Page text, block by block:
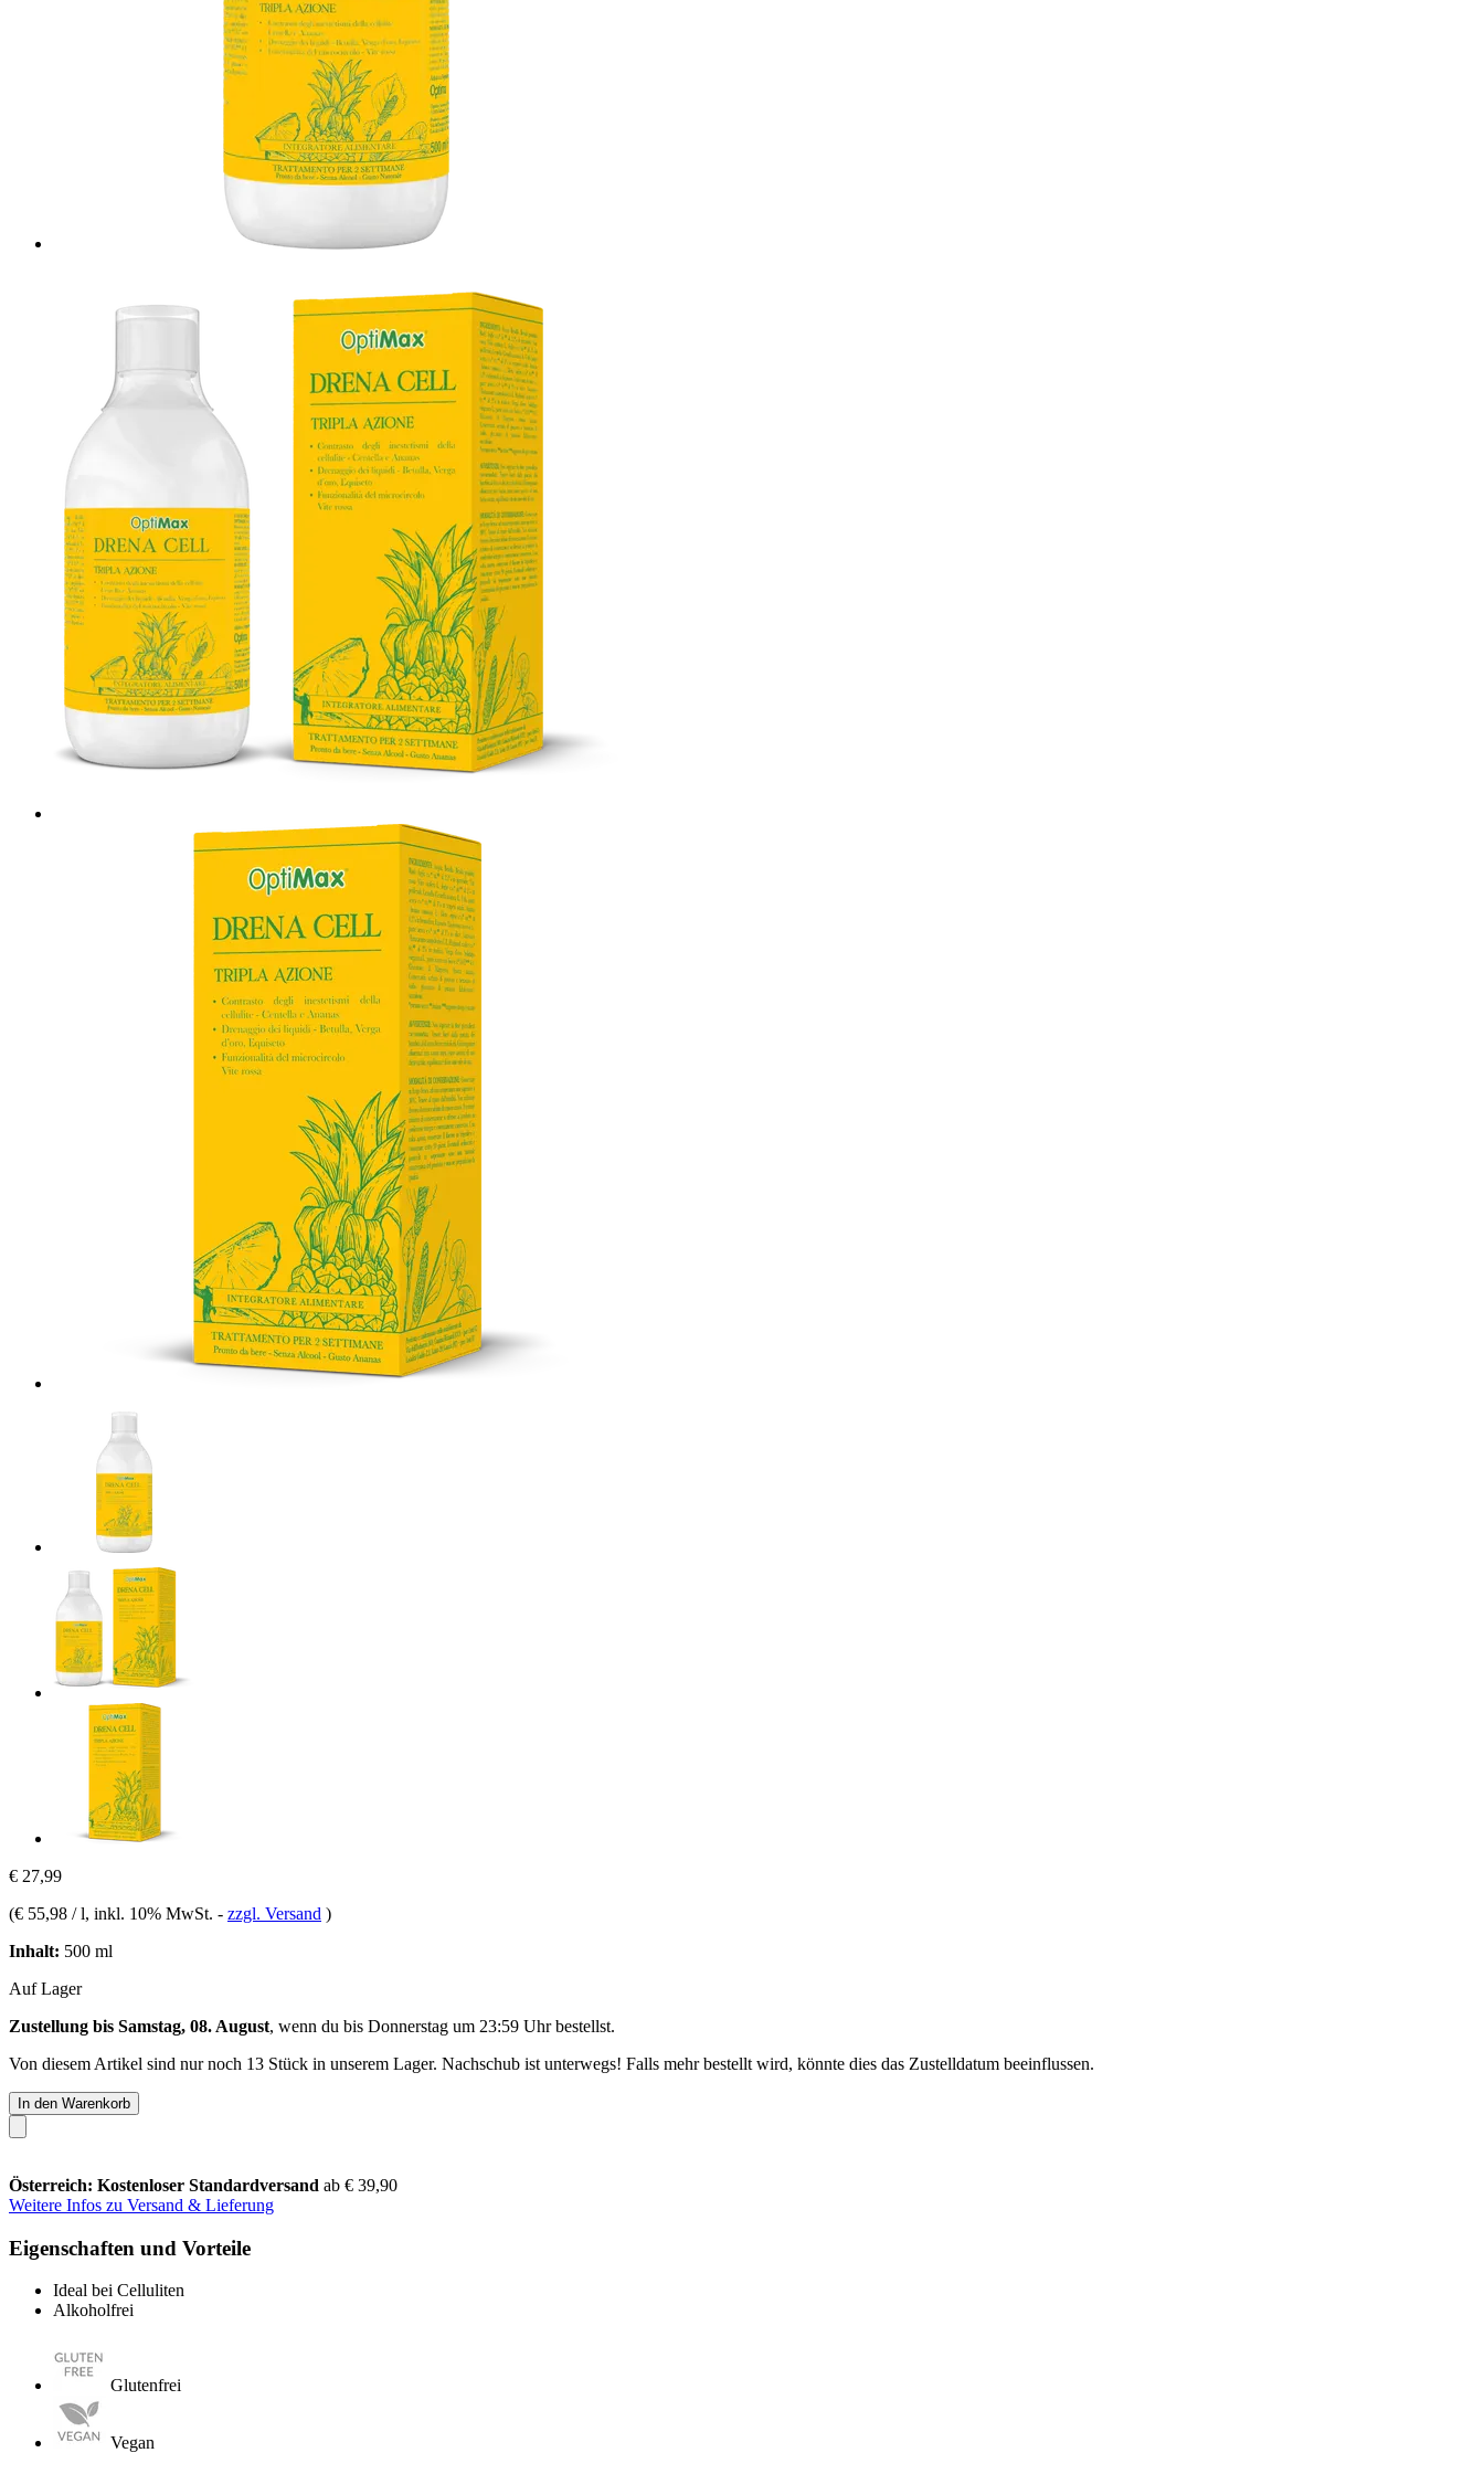
€ 27,99
(€ 55,98 / l, inkl. 10% MwSt. - zzgl. Versand )
Inhalt: 500 ml
Auf Lager
Zustellung bis Samstag, 08. August, wenn du bis Donnerstag um 23:59 Uhrbestellst.
Von diesem Artikel sind nur noch 13 Stück in unserem Lager. Nachschub ist unterwegs! Falls mehr bestellt wird, könnte dies das Zustelldatum beeinflussen.
In den Warenkorb
Österreich: Kostenloser Standardversand ab € 39,90
Weitere Infos zu Versand & Lieferung
Eigenschaften und Vorteile
Ideal bei Celluliten
Alkoholfrei
Glutenfrei
Vegan